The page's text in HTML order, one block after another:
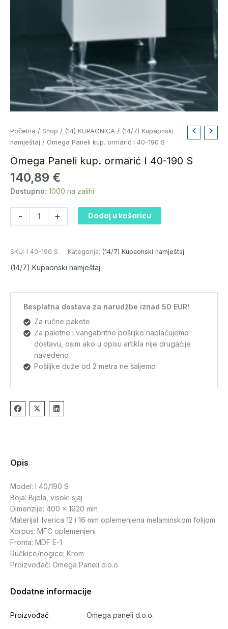
Početna / Shop / (14) KUPAONICA / (14/7) Kupaonski
namještaj / Omega Paneli kup. ormarić I 40-190 S
Omega Paneli kup. ormarić I 40-190 S
140,89 €
Dostupno: 1000 na zalihi
-
Omega
Paneli
ormarić
I
40-
S
količina
+ Dodaj u košaricu
SKU: I 40-190 S Kategorija: (14/7) Kupaonski namještaj
(14/7) Kupaonski namještaj
Besplatna dostava za narudžbe iznad 50 EUR!
Za ručne pakete
Za paletne i vangabritne pošiljke naplaćujemo
dostavu, osim ako u opisu artikla nije drugačije
navedeno
Pošiljke duže od 2 metra ne šaljemo
Opis
Model: I 40/190 S
Boja: Bijela, visoki sjaj
Dimenzije: 400 x 1920 mm
Materijal: Iverica 12 i 16 mm oplemenjena melaminskom folijom.
Korpus: MFC oplemenjeni
Fronta: MDF E-1
Ručkice/nogice: Krom
Proizvođač: Omega Paneli d.o.o.
Dodatne informacije
Proizvođač Omega paneli d.o.o.